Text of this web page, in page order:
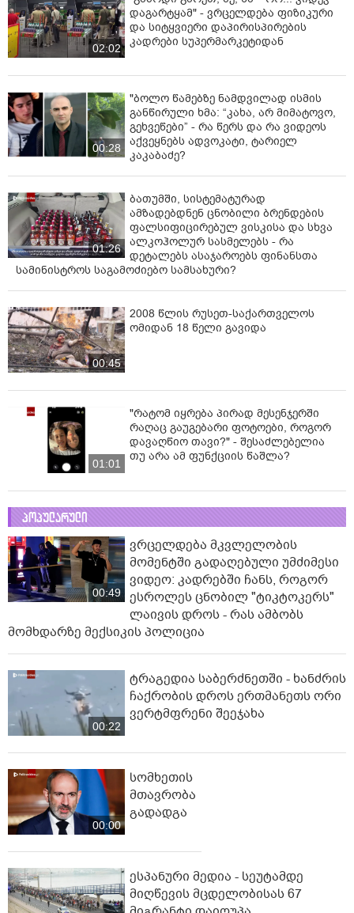
02:02
დაგარტყამ" - ვრცელდება ფიზიკური
და სიტყვიერი დაპირისპირების
კადრები სუპერმარკეტიდან
00:28
"ბოლო წამებზე ნამდვილად ისმის
განწირული ხმა: “კახა, არ მიმატოვო,
გეხვეწები” - რა წერს და რა ვიდეოს
აქვეყნებს ადვოკატი, ტარიელ
კაკაბაძე?
01:26
ბათუმში, სისტემატურად
ამზადებდნენ ცნობილი ბრენდების
ფალსიფიცირებულ ვისკისა და სხვა
ალკოჰოლურ სასმელებს - რა
დეტალებს ასაჯაროებს ფინანსთა
სამინისტროს საგამოძიებო სამსახური?
00:45
2008 წლის რუსეთ-საქართველოს
ომიდან 18 წელი გავიდა
01:01
"რატომ იყრება პირად მესენჯერში
რაღაც გაუგებარი ფოტოები, როგორ
დავაღწიო თავი?" - შესაძლებელია
თუ არა ამ ფუნქციის წაშლა?
პოპულარული
00:49
ვრცელდება მკვლელობის
მომენტში გადაღებული უმძიმესი
ვიდეო: კადრებში ჩანს, როგორ
ესროლეს ცნობილ "ტიკტოკერს"
ლაივის დროს - რას ამბობს
მომხდარზე მექსიკის პოლიცია
00:22
ტრაგედია საბერძნეთში - ხანძრის
ჩაქრობის დროს ერთმანეთს ორი
ვერტმფრენი შეეჯახა
00:00
სომხეთის
მთავრობა
გადადგა
ესპანური მედია - სეუტამდე
მიღწევის მცდელობისას 67